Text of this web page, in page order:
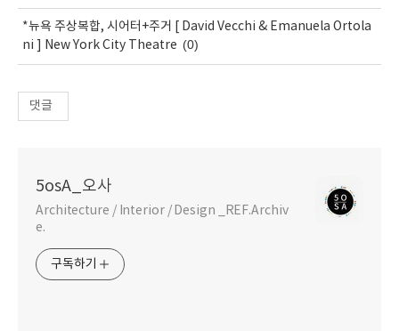
*뉴욕 주상복합, 시어터+주거 [ David Vecchi & Emanuela Ortola
ni ] New York City Theatre (0)
댓글
5osA_오사
Architecture / Interior / Design _REF.Archiv
e.
구독하기